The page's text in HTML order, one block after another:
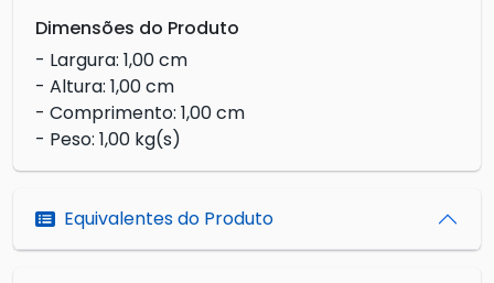
Dimensões do Produto
- Largura: 1,00 cm
- Altura: 1,00 cm
- Comprimento: 1,00 cm
- Peso: 1,00 kg(s)
Equivalentes do Produto